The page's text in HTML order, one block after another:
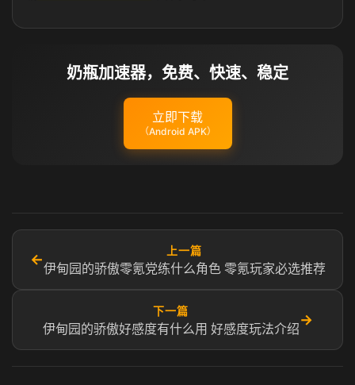
奶瓶加速器，免费、快速、稳定
立即下载
（Android APK）
←
上一篇
伊甸园的骄傲零氪党练什么角色 零氪玩家必选推荐
下一篇
伊甸园的骄傲好感度有什么用 好感度玩法介绍
→